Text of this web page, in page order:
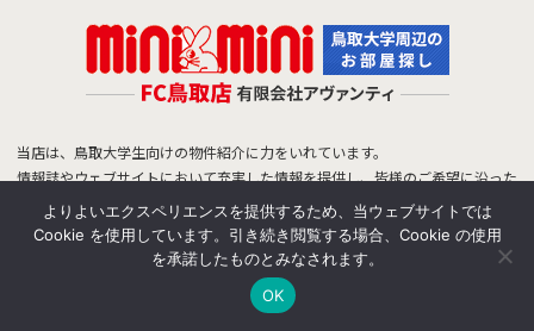
当店は、鳥取大学生向けの物件紹介に力をいれています。
情報誌やウェブサイトにおいて充実した情報を提供し、皆様のご希望に沿った
物件をご紹介できるよう努めています。
鳥取大学生のお部屋探しは、ミニミニFC鳥取店へお任せ下さい！
©2026 avanti.co.ltd All Rights Reserved
よりよいエクスペリエンスを提供するため、当ウェブサイトでは
Cookie を使用しています。引き続き閲覧する場合、Cookie の使用
を承諾したものとみなされます。
OK